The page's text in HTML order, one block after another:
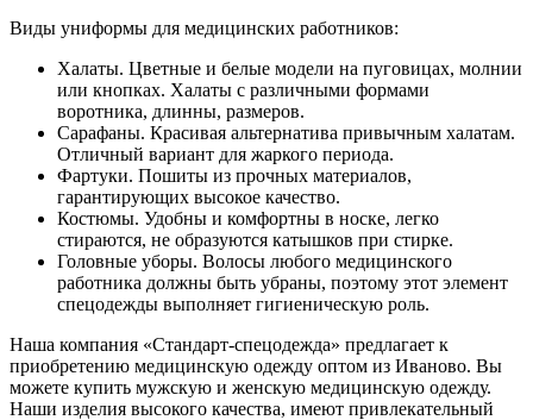
Виды униформы для медицинских работников:
Халаты. Цветные и белые модели на пуговицах, молнии
или кнопках. Халаты с различными формами
воротника, длинны, размеров.
Сарафаны. Красивая альтернатива привычным халатам.
Отличный вариант для жаркого периода.
Фартуки. Пошиты из прочных материалов,
гарантирующих высокое качество.
Костюмы. Удобны и комфортны в носке, легко
стираются, не образуются катышков при стирке.
Головные уборы. Волосы любого медицинского
работника должны быть убраны, поэтому этот элемент
спецодежды выполняет гигиеническую роль.
Наша компания «Стандарт-спецодежда» предлагает к
приобретению медицинскую одежду оптом из Иваново. Вы
можете купить мужскую и женскую медицинскую одежду.
Наши изделия высокого качества, имеют привлекательный